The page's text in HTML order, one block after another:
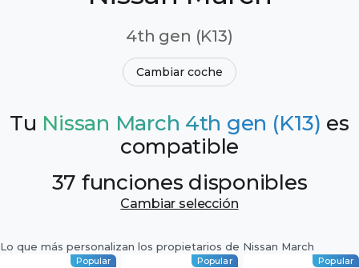
4th gen (K13)
Cambiar coche
Tu Nissan March 4th gen (K13) es
compatible
37 funciones disponibles
Cambiar selección
Lo que más personalizan los propietarios de Nissan March
Popular
Popular
Popular